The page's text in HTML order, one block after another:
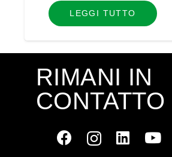
LEGGI TUTTO
RIMANI IN
CONTATTO